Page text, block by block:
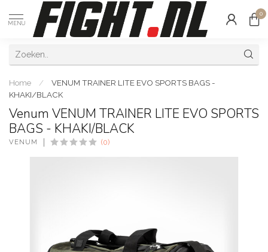
MENU
0
Home /
VENUM TRAINER LITE EVO SPORTS BAGS -
KHAKI/BLACK
Venum VENUM TRAINER LITE EVO SPORTS
BAGS - KHAKI/BLACK
VENUM (0)